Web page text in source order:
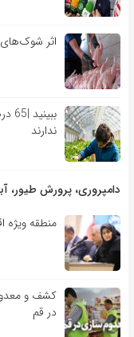
اثر شوک‌های
ندارند
دامپروری، پرورش طیور،
منطقه ویژه
در قم